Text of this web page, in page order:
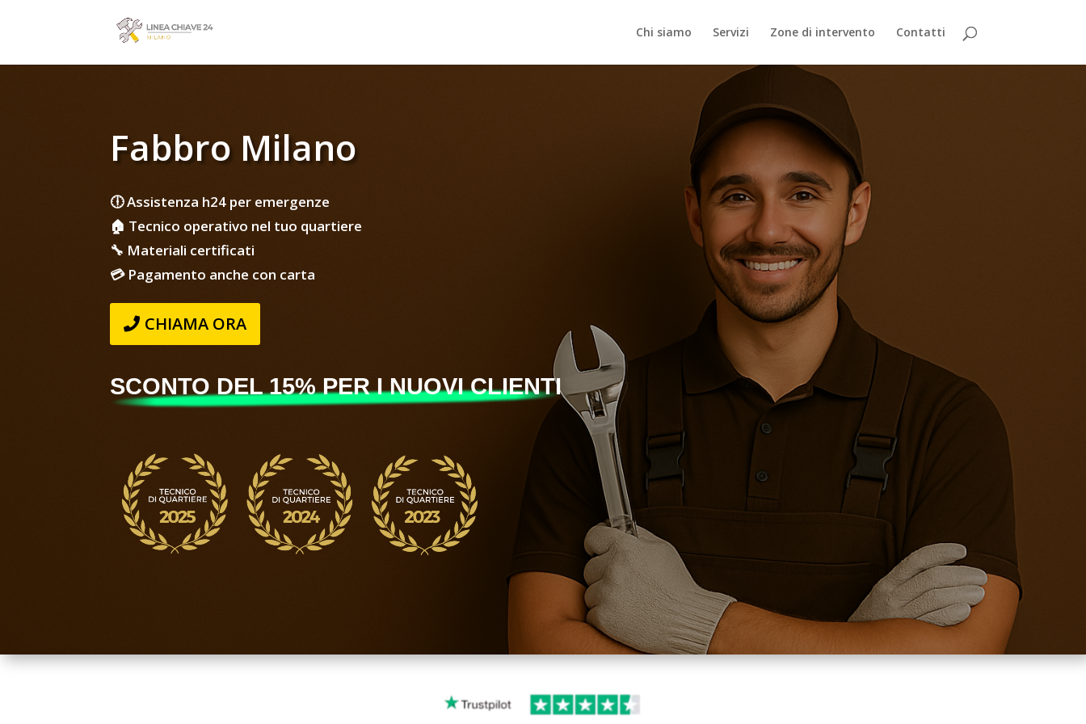
Chi siamo Servizi Zone di intervento Contatti
Fabbro Milano
🕕 Assistenza h24 per emergenze
🏠 Tecnico operativo nel tuo quartiere
🔧 Materiali certificati
💳 Pagamento anche con carta
CHIAMA ORA
SCONTO DEL 15% PER I NUOVI CLIENTI